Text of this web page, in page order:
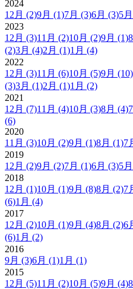
2024
12月 (2)9月 (1)7月 (3)6月 (3)5月
2023
12月 (3)11月 (2)10月 (2)9月 (1)
(2)3月 (4)2月 (1)1月 (4)
2022
12月 (3)11月 (6)10月 (5)9月 (10)
(3)3月 (1)2月 (1)1月 (2)
2021
12月 (7)11月 (4)10月 (3)8月 (4)
(6)
2020
11月 (3)10月 (2)9月 (1)8月 (1)7
2019
12月 (2)9月 (2)7月 (1)6月 (3)5月
2018
12月 (1)10月 (1)9月 (8)8月 (2)7
(6)1月 (4)
2017
12月 (2)10月 (1)9月 (4)8月 (2)6
(6)1月 (2)
2016
9月 (3)6月 (1)1月 (1)
2015
12月 (5)11月 (2)10月 (5)9月 (4)